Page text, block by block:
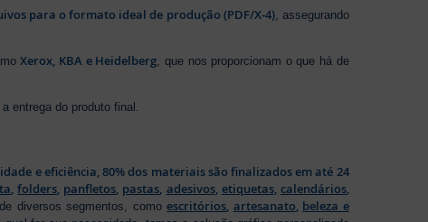
para o formato ideal de produção (PDF/X-4), assegurando
Xerox, KBA e Heidelberg , que nos proporcionam o que há de
entrega do produto final.
e eficiência, 80% dos materiais são finalizados em até 24
,folders panfletos pastas adesivos, etiquetas, calendários,
diversos segmentos, comoescritórios artesanato beleza e